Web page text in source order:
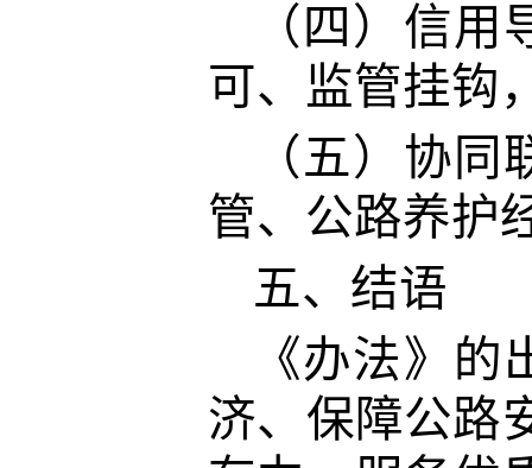
（四） 信用
可、监管挂钩
（五） 协同
管、公路养护
五、结语
《办法》
济、保障公路